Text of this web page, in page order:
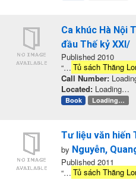
Ca khúc Hà Nội
đầu Thế kỷ XXI/
Published 2010
“… Tủ sách Thăng
Call Number:
Located: Loading…
Book Loading…
Tư liệu văn hiến
by Nguyễn,
Published 2011
“… Tủ sách Thăng